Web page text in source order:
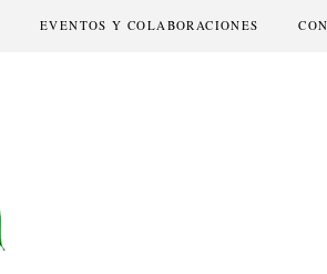
EVENTOS Y COLABORACIONES